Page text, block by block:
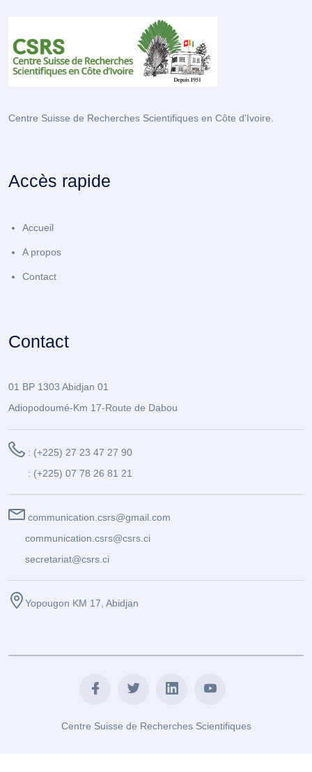
Centre Suisse de Recherches Scientifiques en Côte d'Ivoire.
Accès rapide
Accueil
A propos
Contact
Contact
01 BP 1303 Abidjan 01
Adiopodoumé-Km 17-Route de Dabou
: (+225) 27 23 47 27 90
: (+225) 07 78 26 81 21
communication.csrs@gmail.com
communication.csrs@csrs.ci
secretariat@csrs.ci
Yopougon KM 17, Abidjan
Centre Suisse de Recherches Scientifiques